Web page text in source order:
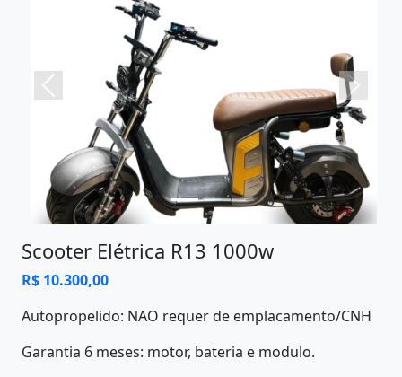
Previous Next
Scooter Elétrica R13 1000w
R$ 10.300,00
Autopropelido: NAO requer de emplacamento/CNH
Garantia 6 meses: motor, bateria e modulo.